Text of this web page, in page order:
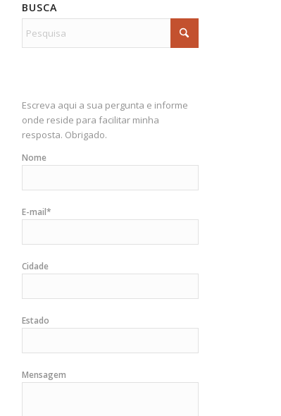
BUSCA
Escreva aqui a sua pergunta e informe
onde reside para facilitar minha
resposta. Obrigado.
Nome
E-mail*
Cidade
Estado
Mensagem